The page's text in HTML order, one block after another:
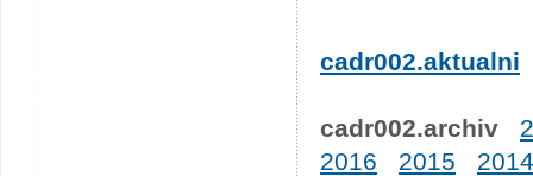
cadr002.aktualni
cadr002.archiv
2016
2015 2014